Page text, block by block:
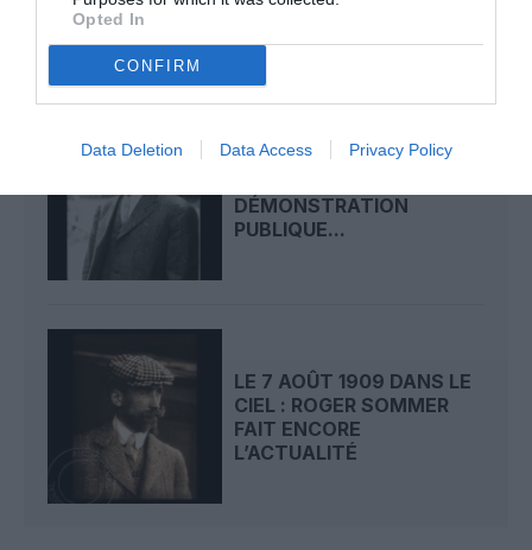
Opted In
CONFIRM
Data Deletion Data Access Privacy Policy
LE 8 AOÛT 1908 DANS LE
DÉMONSTRATION
PUBLIQUE...
LE 7 AOÛT 1909 DANS LE
CIEL : ROGER SOMMER
FAIT ENCORE
L’ACTUALITÉ